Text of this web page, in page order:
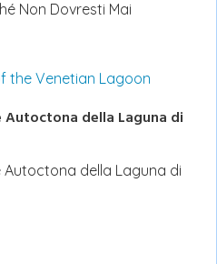
Non Dovresti Mai
Autoctona della Laguna di
Autoctona della Laguna di